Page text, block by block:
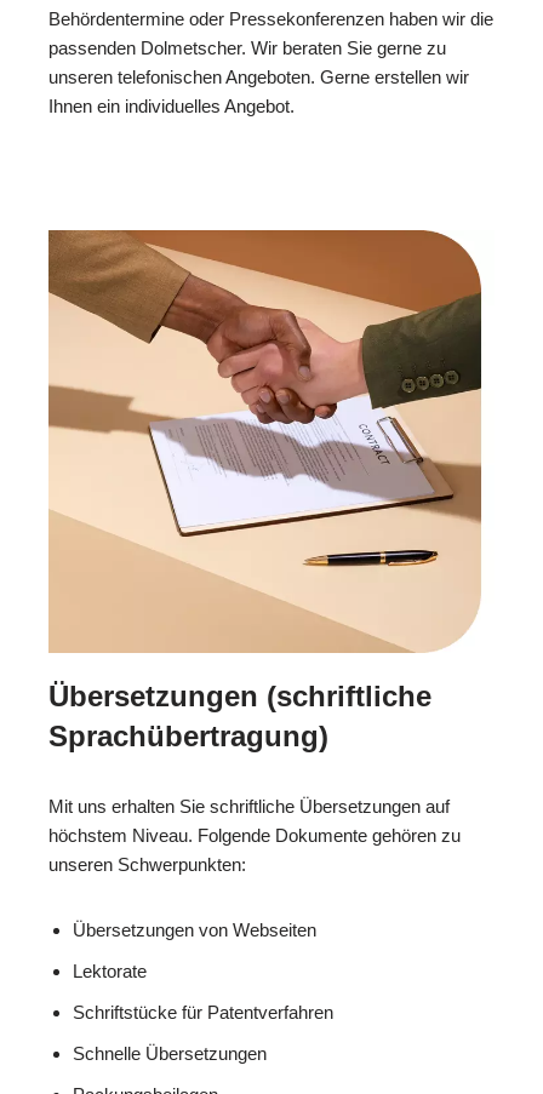
Behördentermine oder Pressekonferenzen haben wir die
passenden Dolmetscher. Wir beraten Sie gerne zu
unseren telefonischen Angeboten. Gerne erstellen wir
Ihnen ein individuelles Angebot.
Übersetzungen (schriftliche
Sprachübertragung)
Mit uns erhalten Sie schriftliche Übersetzungen auf
höchstem Niveau. Folgende Dokumente gehören zu
unseren Schwerpunkten:
Übersetzungen von Webseiten
Lektorate
Schriftstücke für Patentverfahren
Schnelle Übersetzungen